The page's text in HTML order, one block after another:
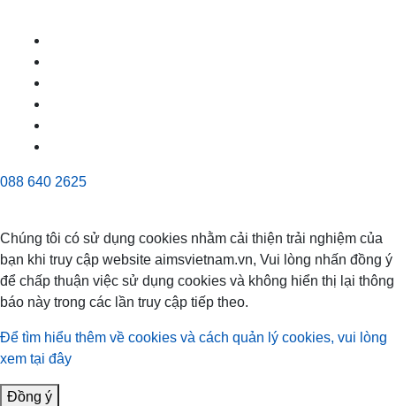
088 640 2625
Chúng tôi có sử dụng cookies nhằm cải thiện trải nghiệm của
bạn khi truy cập website aimsvietnam.vn, Vui lòng nhấn đồng ý
để chấp thuận việc sử dụng cookies và không hiển thị lại thông
báo này trong các lần truy cập tiếp theo.
Để tìm hiểu thêm về cookies và cách quản lý cookies, vui lòng
xem tại đây
Đồng ý